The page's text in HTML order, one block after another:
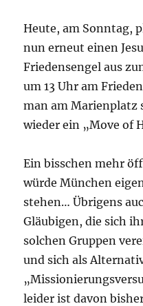
Heute, am Sonntag,
nun erneut einen
Friedensengel aus
um 13 Uhr am
man am Marienplatz
wieder ein „Move of
Ein bisschen mehr
würde München
stehen… Übrigens
Gläubigen, die sich
solchen Gruppen
und sich als
leider ist davon